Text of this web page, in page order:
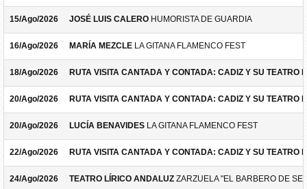
15/Ago/2026 JOSÉ LUIS CALERO HUMORISTA DE GUARDIA
16/Ago/2026 MARÍA MEZCLE LA GITANA FLAMENCO FEST
18/Ago/2026 RUTA VISITA CANTADA Y CONTADA: CADIZ Y SU TEATRO
20/Ago/2026 RUTA VISITA CANTADA Y CONTADA: CADIZ Y SU TEATRO
20/Ago/2026 LUCÍA BENAVIDES LA GITANA FLAMENCO FEST
22/Ago/2026 RUTA VISITA CANTADA Y CONTADA: CADIZ Y SU TEATRO
24/Ago/2026 TEATRO LÍRICO ANDALUZ ZARZUELA "EL BARBERO DE